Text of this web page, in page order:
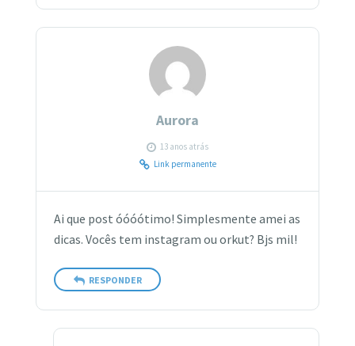
Aurora
13 anos atrás
Link permanente
Ai que post óóóótimo! Simplesmente amei as
dicas. Vocês tem instagram ou orkut? Bjs mil!
RESPONDER